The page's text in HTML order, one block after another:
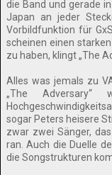
die Band und gerade
Japan an jeder
Vorbildfunktion für
scheinen einen
zu haben, klingt „The
Alles was jemals zu
„The Adversary“
sogar Peters heisere
zwar zwei Sänger,
ran. Auch die Duelle
die Songstrukturen